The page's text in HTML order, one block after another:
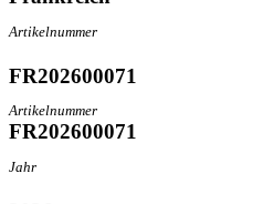
Artikelnummer
FR202600071
Artikelnummer
FR202600071
Jahr